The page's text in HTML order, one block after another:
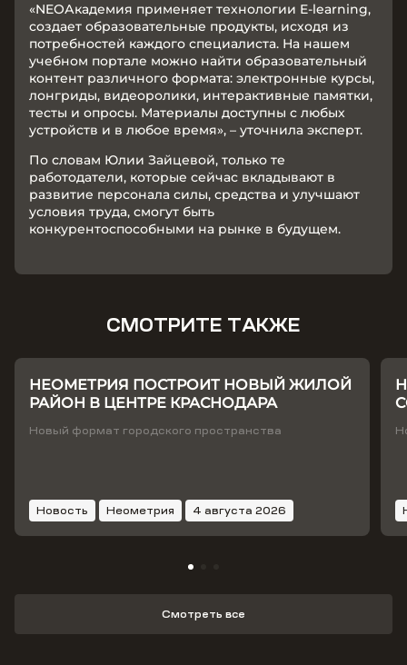
«NEOАкадемия применяет технологии E-learning,
создает образовательные продукты, исходя из
потребностей каждого специалиста. На нашем
учебном портале можно найти образовательный
контент различного формата: электронные курсы,
лонгриды, видеоролики, интерактивные памятки,
тесты и опросы. Материалы доступны с любых
устройств и в любое время», – уточнила эксперт.
По словам Юлии Зайцевой, только те
работодатели, которые сейчас вкладывают в
развитие персонала силы, средства и улучшают
условия труда, смогут быть
конкурентоспособными на рынке в будущем.
СМОТРИТЕ ТАКЖЕ
Новость Неометрия 4 августа 2026
НЕОМЕТРИЯ ПОСТРОИТ НОВЫЙ ЖИЛОЙ
РАЙОН В ЦЕНТРЕ КРАСНОДАРА
Новый формат городского пространства
Смотреть все